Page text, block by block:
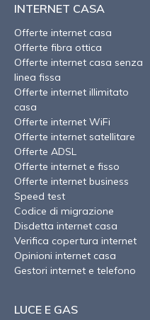
INTERNET CASA
Offerte internet casa
Offerte fibra ottica
Offerte internet casa senza
linea fissa
Offerte internet illimitato
casa
Offerte internet WiFi
Offerte internet satellitare
Offerte ADSL
Offerte internet e fisso
Offerte internet business
Speed test
Codice di migrazione
Disdetta internet casa
Verifica copertura internet
Opinioni internet casa
Gestori internet e telefono
LUCE E GAS